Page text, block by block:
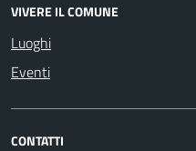
VIVERE IL COMUNE
Luoghi
Eventi
CONTATTI